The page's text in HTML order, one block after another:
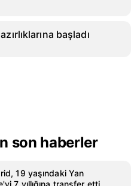
başladı
son haberler
19 yaşındaki Yan
7 yıllığına transfer etti